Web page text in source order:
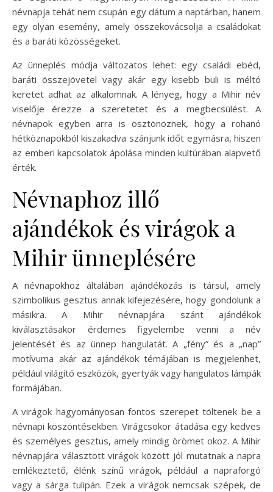
névnapja tehát nem csupán egy dátum a naptárban, hanem
egy olyan esemény, amely összekovácsolja a családokat
és a baráti közösségeket.
Az ünneplés módja változatos lehet: egy családi ebéd,
baráti összejövetel vagy akár egy kisebb buli is méltó
keretet adhat az alkalomnak. A lényeg, hogy a Mihir név
viselője érezze a szeretetet és a megbecsülést. A
névnapok egyben arra is ösztönöznek, hogy a rohanó
hétköznapokból kiszakadva szánjunk időt egymásra, hiszen
az emberi kapcsolatok ápolása minden kultúrában alapvető
érték.
Névnaphoz illő
ajándékok és virágok a
Mihir ünneplésére
A névnapokhoz általában ajándékozás is társul, amely
szimbolikus gesztus annak kifejezésére, hogy gondolunk a
másikra. A Mihir névnapjára szánt ajándékok
kiválasztásakor érdemes figyelembe venni a név
jelentését és az ünnep hangulatát. A „fény” és a „nap”
motívuma akár az ajándékok témájában is megjelenhet,
például világító eszközök, gyertyák vagy hangulatos lámpák
formájában.
A virágok hagyományosan fontos szerepet töltenek be a
névnapi köszöntésekben. Virágcsokor átadása egy kedves
és személyes gesztus, amely mindig örömet okoz. A Mihir
névnapjára választott virágok között jól mutatnak a napra
emlékeztető, élénk színű virágok, például a napraforgó
vagy a sárga tulipán. Ezek a virágok nemcsak szépek, de